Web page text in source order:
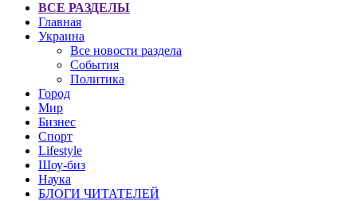
ВСЕ РАЗДЕЛЫ
Главная
Украина
Все новости раздела
События
Политика
Город
Мир
Бизнес
Спорт
Lifestyle
Шоу-биз
Наука
БЛОГИ ЧИТАТЕЛЕЙ